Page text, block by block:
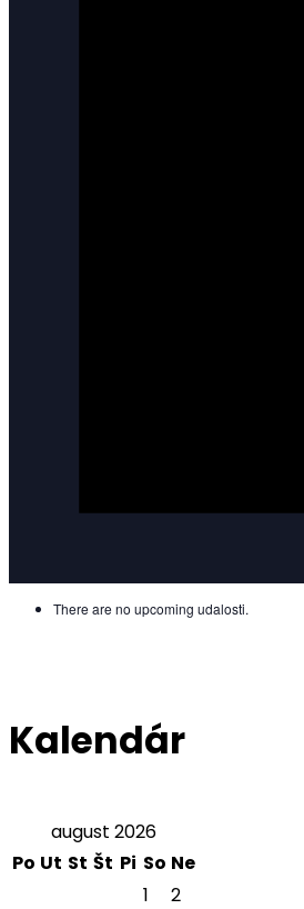
There are no upcoming udalosti.
Kalendár
august 2026
Po Ut St Št Pi So Ne
1
2